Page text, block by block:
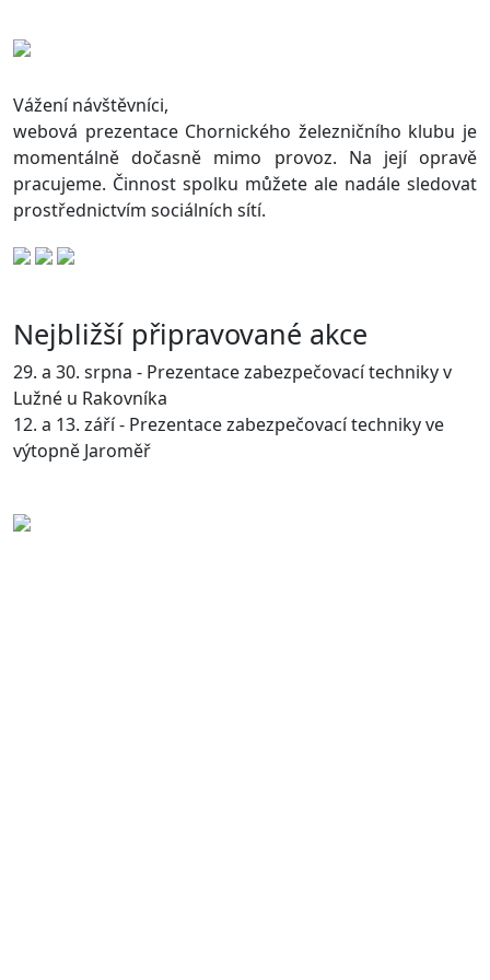
Vážení návštěvníci,
webová prezentace Chornického železničního klubu je
momentálně dočasně mimo provoz. Na její opravě
pracujeme. Činnost spolku můžete ale nadále sledovat
prostřednictvím sociálních sítí.
Nejbližší připravované akce
29. a 30. srpna - Prezentace zabezpečovací techniky v
Lužné u Rakovníka
12. a 13. září - Prezentace zabezpečovací techniky ve
výtopně Jaroměř